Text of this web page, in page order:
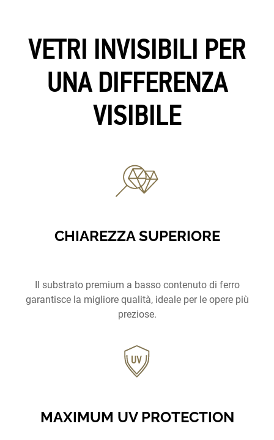
VETRI INVISIBILI PER
UNA DIFFERENZA
VISIBILE
CHIAREZZA SUPERIORE
Il substrato premium a basso contenuto di ferro
garantisce la migliore qualità, ideale per le opere più
preziose.
MAXIMUM UV PROTECTION